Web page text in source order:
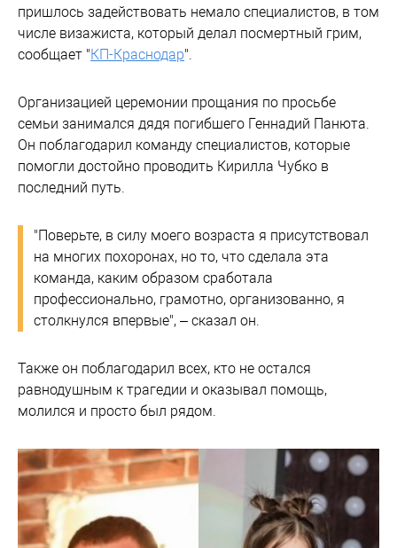
пришлось задействовать немало специалистов, в том
числе визажиста, который делал посмертный грим,
сообщает "КП-Краснодар".
Организацией церемонии прощания по просьбе
семьи занимался дядя погибшего Геннадий Панюта.
Он поблагодарил команду специалистов, которые
помогли достойно проводить Кирилла Чубко в
последний путь.
"Поверьте, в силу моего возраста я присутствовал
на многих похоронах, но то, что сделала эта
команда, каким образом сработала
профессионально, грамотно, организованно, я
столкнулся впервые", – сказал он.
Также он поблагодарил всех, кто не остался
равнодушным к трагедии и оказывал помощь,
молился и просто был рядом.